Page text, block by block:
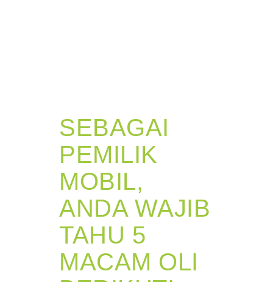
SEBAGAI
PEMILIK
MOBIL,
ANDA WAJIB
TAHU 5
MACAM OLI